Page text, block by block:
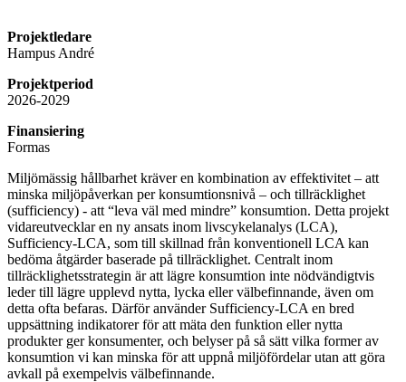
Projektledare
Hampus André
Projektperiod
2026-2029
Finansiering
Formas
Miljömässig hållbarhet kräver en kombination av effektivitet – att
minska miljöpåverkan per konsumtionsnivå – och tillräcklighet
(sufficiency) - att “leva väl med mindre” konsumtion. Detta projekt
vidareutvecklar en ny ansats inom livscykelanalys (LCA),
Sufficiency-LCA, som till skillnad från konventionell LCA kan
bedöma åtgärder baserade på tillräcklighet. Centralt inom
tillräcklighetsstrategin är att lägre konsumtion inte nödvändigtvis
leder till lägre upplevd nytta, lycka eller välbefinnande, även om
detta ofta befaras. Därför använder Sufficiency-LCA en bred
uppsättning indikatorer för att mäta den funktion eller nytta
produkter ger konsumenter, och belyser på så sätt vilka former av
konsumtion vi kan minska för att uppnå miljöfördelar utan att göra
avkall på exempelvis välbefinnande.